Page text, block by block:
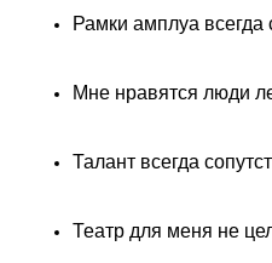
Рамки амплуа
Мне нравятся люди
Талант всегда
Театр для меня не